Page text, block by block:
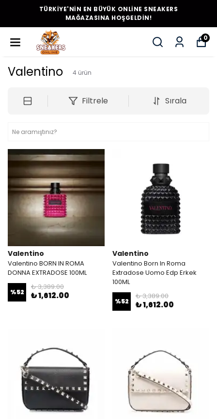
TÜRKİYE'NİN EN BÜYÜK ONLİNE SNEAKERS
MAĞAZASINA HOŞGELDİN!
0
Valentino 4 ürün
Filtrele Sırala
Valentino
Valentino BORN IN ROMA
DONNA EXTRADOSE 100ML
%52
₺ 3,389.00
₺ 1,612.00
Valentino
Valentino Born In Roma
Extradose Uomo Edp Erkek
100ML
%52
₺ 3,389.00
₺ 1,612.00